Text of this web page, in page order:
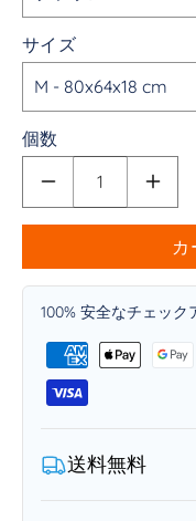
サイズ
個数
MrFluffyFriend
-
し
ド
ッ
グ
ク
ッ
シ
-
し
ド
ッ
ッ
カ
100% 安全なチェック
送料無料